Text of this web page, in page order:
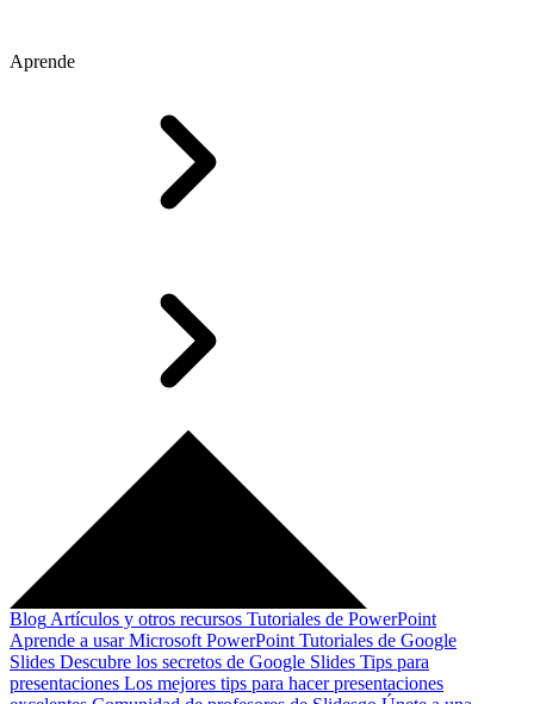
Aprende
Blog Artículos y otros recursos Tutoriales de PowerPoint
Aprende a usar Microsoft PowerPoint Tutoriales de Google
Slides Descubre los secretos de Google Slides Tips para
presentaciones Los mejores tips para hacer presentaciones